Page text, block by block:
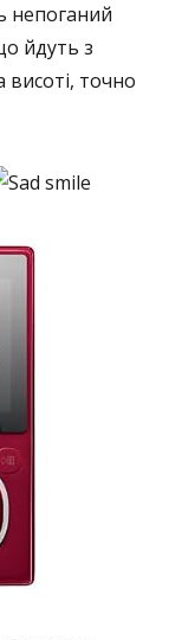
непоганий
йдуть з
висоті, точно